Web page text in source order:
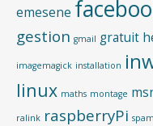
emesene
gestion gmail gratuit
imagemagick installation
linux maths montage
ralink raspberryPi spam